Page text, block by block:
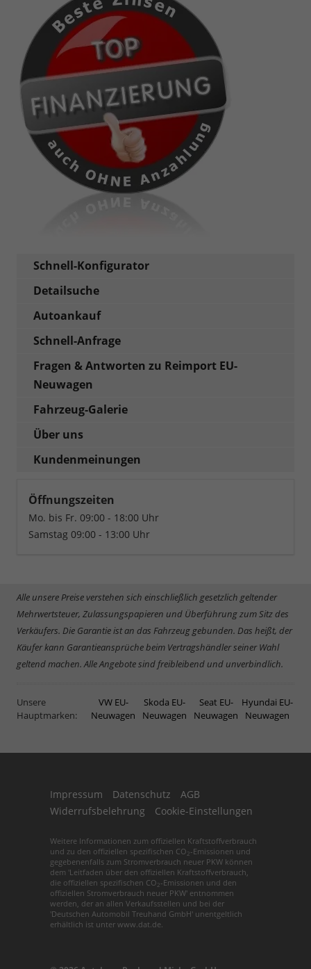
Schnell-Konfigurator
Detailsuche
Autoankauf
Schnell-Anfrage
Fragen & Antworten zu Reimport EU-
Neuwagen
Fahrzeug-Galerie
Über uns
Kundenmeinungen
Öffnungszeiten
Mo. bis Fr. 09:00 - 18:00 Uhr
Samstag 09:00 - 13:00 Uhr
Alle unsere Preise verstehen sich einschließlich gesetzlich geltender
Mehrwertsteuer, Zulassungspapieren und Überführung zum Sitz des
Verkäufers. Die Garantie ist an das Fahrzeug gebunden. Das heißt, der
Käufer kann Garantieansprüche beim Vertragshändler seiner Wahl
geltend machen. Alle Angebote sind freibleibend und unverbindlich.
Unsere
Hauptmarken:
VW EU-
Neuwagen
Skoda EU-
Neuwagen
Seat EU-
Neuwagen
Hyundai EU-
Neuwagen
Impressum Datenschutz
AGB
Widerrufsbelehrung
Cookie-Einstellungen
Weitere Informationen zum offiziellen Kraftstoffverbrauch
und zu den offiziellen spezifischen CO2 -Emissionen und
gegebenenfalls zum Stromverbrauch neuer PKW können
dem 'Leitfaden über den offiziellen Kraftstoffverbrauch,
die offiziellen spezifischen CO2 -Emissionen und den
offiziellen Stromverbrauch neuer PKW' entnommen
werden, der an allen Verkaufsstellen und bei der
'Deutschen Automobil Treuhand GmbH' unentgeltlich
erhältlich ist unter www.dat.de.